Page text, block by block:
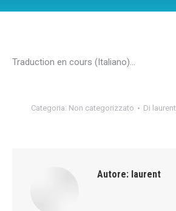
Traduction en cours (Italiano)…
Categoria: Non categorizzato Di laurent
Autore: laurent